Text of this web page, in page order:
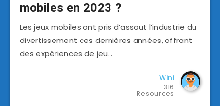
mobiles en 2023 ?
Les jeux mobiles ont pris d’assaut l’industrie du
divertissement ces dernières années, offrant
des expériences de jeu…
Wini
316
Resources